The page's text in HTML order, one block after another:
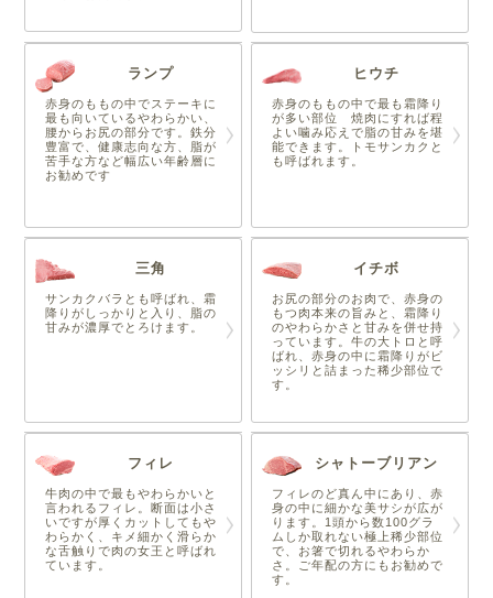
ランプ
赤身のももの中でステーキに
最も向いているやわらかい、
腰からお尻の部分です。鉄分
豊富で、健康志向な方、脂が
苦手な方など幅広い年齢層に
お勧めです
ヒウチ
赤身のももの中で最も霜降り
が多い部位 焼肉にすれば程
よい噛み応えで脂の甘みを堪
能できます。トモサンカクと
も呼ばれます。
三角
サンカクバラとも呼ばれ、霜
降りがしっかりと入り、脂の
甘みが濃厚でとろけます。
イチボ
お尻の部分のお肉で、赤身の
もつ肉本来の旨みと、霜降り
のやわらかさと甘みを併せ持
っています。牛の大トロと呼
ばれ、赤身の中に霜降りがビ
ッシリと詰まった稀少部位で
す。
フィレ
牛肉の中で最もやわらかいと
言われるフィレ。断面は小さ
いですが厚くカットしてもや
わらかく、キメ細かく滑らか
な舌触りで肉の女王と呼ばれ
ています。
シャトーブリアン
フィレのど真ん中にあり、赤
身の中に細かな美サシが広が
ります。1頭から数100グラ
ムしか取れない極上稀少部位
で、お箸で切れるやわらか
さ。ご年配の方にもお勧めで
す。